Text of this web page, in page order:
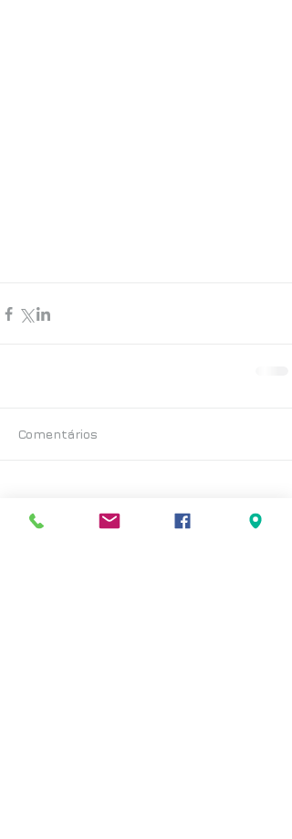
Comentários